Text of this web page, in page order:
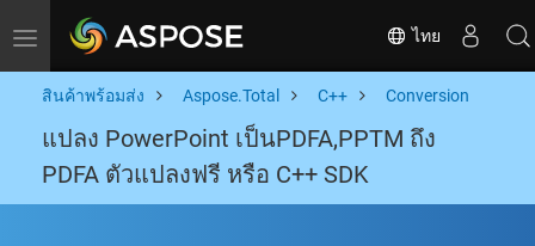
Toggle navigation ไทย
สินค้าพร้อมส่ง Aspose.Total C++ Conversion
แปลง PowerPoint เป็นPDFA,PPTM ถึง
PDFA ตัวแปลงฟรี หรือ C++ SDK